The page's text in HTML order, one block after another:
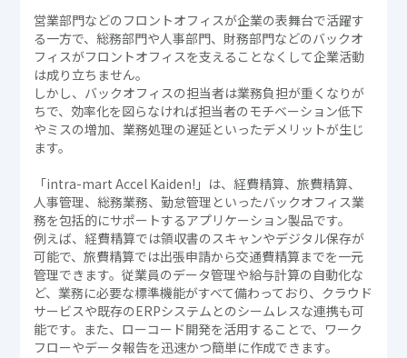
営業部門などのフロントオフィスが企業の表舞台で活躍す
る一方で、総務部門や人事部門、財務部門などのバックオ
フィスがフロントオフィスを支えることなくして企業活動
は成り立ちません。
しかし、バックオフィスの担当者は業務負担が重くなりが
ちで、効率化を図らなければ担当者のモチベーション低下
やミスの増加、業務処理の遅延といったデメリットが生じ
ます。
「intra-mart Accel Kaiden!」は、経費精算、旅費精算、
人事管理、総務業務、勤怠管理といったバックオフィス業
務を包括的にサポートするアプリケーション製品です。
例えば、経費精算では領収書のスキャンやデジタル保存が
可能で、旅費精算では出張申請から交通費精算までを一元
管理できます。従業員のデータ管理や給与計算の自動化な
ど、業務に必要な標準機能がすべて備わっており、クラウド
サービスや既存のERPシステムとのシームレスな連携も可
能です。また、ローコード開発を活用することで、ワーク
フローやデータ報告を迅速かつ簡単に作成できます。